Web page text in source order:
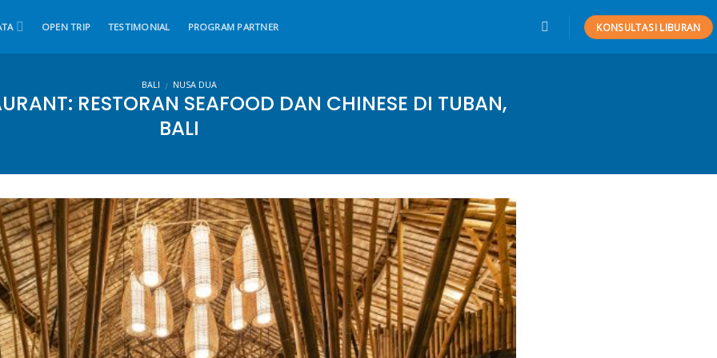
OPEN TRIP TESTIMONIAL PROGRAM PARTNER KONSULTASI LIBURAN
BALI / NUSA DUA
RESTORAN SEAFOOD DAN CHINESE DI TUBAN,
BALI